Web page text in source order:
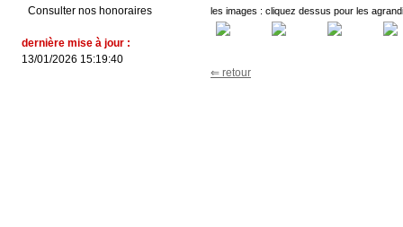
Consulter nos honoraires
dernière mise à jour :
13/01/2026 15:19:40
les images : cliquez dessus pour les
⇐ retour